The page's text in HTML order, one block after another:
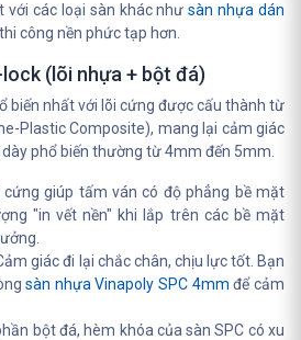
với các loại sàn khác nhưsàn nhựa dán
công nền phức tạp hơn.
(lõi nhựa + bột đá)
biến nhất với lõi cứng được cấu thành từ
Plastic Composite), mang lại cảm giác
phổ biến thường từ 4mm đến 5mm.
cứng giúp tấm ván có độ phẳng bề mặt
"in vết nền" khi lắp trên các bề mặt
giác đi lại chắc chân, chịu lực tốt. Bạn
sàn nhựa Vinapoly SPC 4mm để cảm
bột đá, hèm khóa của sàn SPC có xu